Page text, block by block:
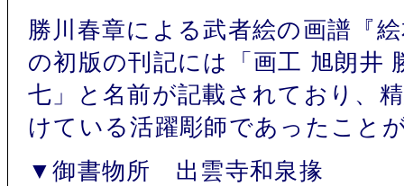
勝川春章による武者絵の画譜『
の初版の刊記には「画工 旭朗井
七」と名前が記載されており、
けている活躍彫師であったこと
▼御書物所 出雲寺和泉掾